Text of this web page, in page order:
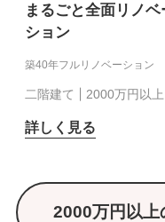
まるごと全面リノベ
ション
築40年フルリノベーション
二階建て 2000万円以上
詳しく見る
2000万円以上